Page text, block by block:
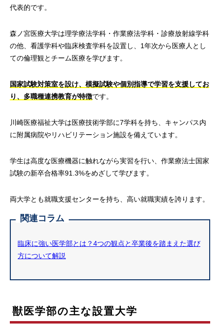
代表的です。
森ノ宮医療大学は理学療法学科・作業療法学科・診療放射線学科
の他、看護学科や臨床検査学科を設置し、1年次から医療人とし
ての倫理観とチーム医療を学びます。
国家試験対策室を設け、模擬試験や個別指導で学習を支援してお
り、多職種連携教育が特徴です。
川崎医療福祉大学は医療技術学部に7学科を持ち、キャンパス内
に附属病院やリハビリテーション施設を備えています。
学生は高度な医療機器に触れながら実習を行い、作業療法士国家
試験の新卒合格率91.3%をめざして学びます。
両大学とも就職支援センターを持ち、高い就職実績を誇ります。
関連コラム
臨床に強い医学部とは？4つの観点と卒業後を踏まえた選び
方について解説
獣医学部の主な設置大学